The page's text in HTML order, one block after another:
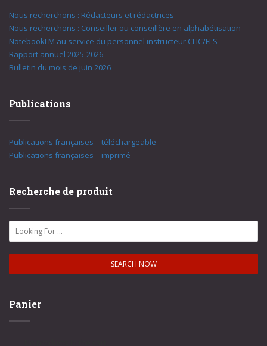
Nous recherchons : Rédacteurs et rédactrices
Nous recherchons : Conseiller ou conseillère en alphabétisation
NotebookLM au service du personnel instructeur CLIC/FLS
Rapport annuel 2025-2026
Bulletin du mois de juin 2026
Publications
Publications françaises – téléchargeable
Publications françaises – imprimé
Recherche de produit
Panier